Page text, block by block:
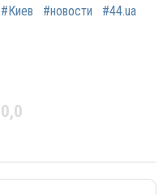
#Киев #новости #44.ua
0,0